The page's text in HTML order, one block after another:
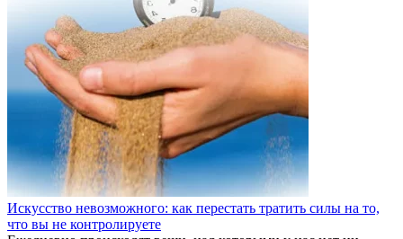
Искусство невозможного: как перестать тратить силы на то,
что вы не контролируете